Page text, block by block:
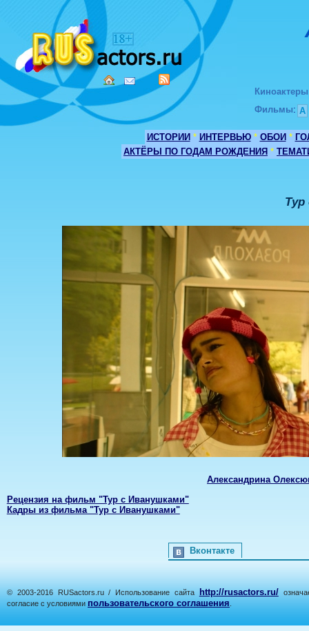
Киноактеры
Фильмы: А
ИСТОРИИ * ИНТЕРВЬЮ * ОБОИ *
АКТЁРЫ ПО ГОДАМ РОЖДЕНИЯ *
Александрина
Рецензия на фильм "Тур с Иванушками"
Кадры из фильма "Тур с Иванушками"
Вконтакте
© 2003-2016 RUSactors.ru / Использование сайта http://rusactors.ru/
согласие с условиями пользовательского соглашения